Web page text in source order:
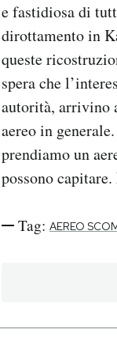
e fastidiosa di
dirottamento in
queste
spera che
autorità, arrivino
aereo in
prendiamo un
possono
Tag: AEREO